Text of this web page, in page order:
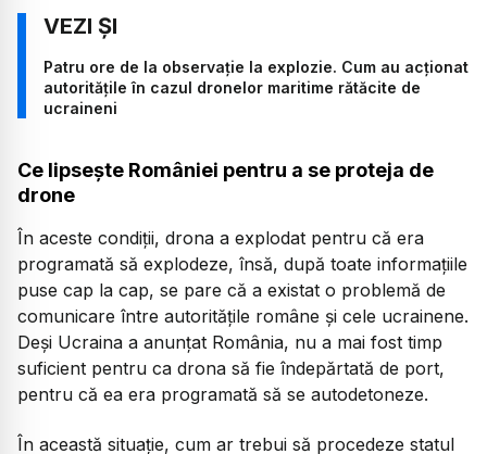
Patru ore de la observație la explozie. Cum au acționat
autoritățile în cazul dronelor maritime rătăcite de
ucraineni
Ce lipsește României pentru a se proteja de
drone
În aceste condiții, drona a explodat pentru că era
programată să explodeze, însă, după toate informațiile
puse cap la cap, se pare că a existat o problemă de
comunicare între autoritățile române și cele ucrainene.
Deși Ucraina a anunțat România, nu a mai fost timp
suficient pentru ca drona să fie îndepărtată de port,
pentru că ea era programată să se autodetoneze.
În această situație, cum ar trebui să procedeze statul